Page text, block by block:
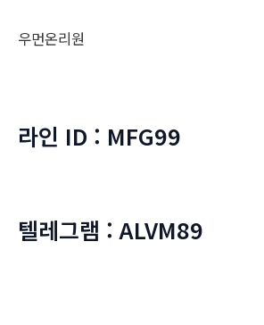
우먼온리원
라인 ID : MFG99
텔레그램 : ALVM89